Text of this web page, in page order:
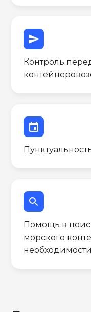
send
Контроль
event
search
Помощь в
морского
необходимости